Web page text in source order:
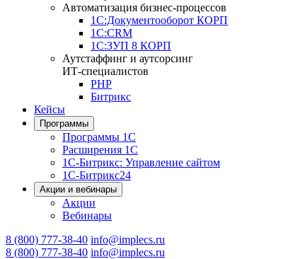
Автоматизация бизнес-процессов
1С:Документооборот КОРП
1С:CRM
1С:ЗУП 8 КОРП
Аутстаффинг и аутсорсинг
ИТ-специалистов
PHP
Битрикс
Кейсы
Программы
Программы 1С
Расширения 1С
1С-Битрикс: Управление сайтом
1С-Битрикс24
Акции и вебинары
Акции
Вебинары
8 (800) 777-38-40 info@implecs.ru
8 (800) 777-38-40 info@implecs.ru